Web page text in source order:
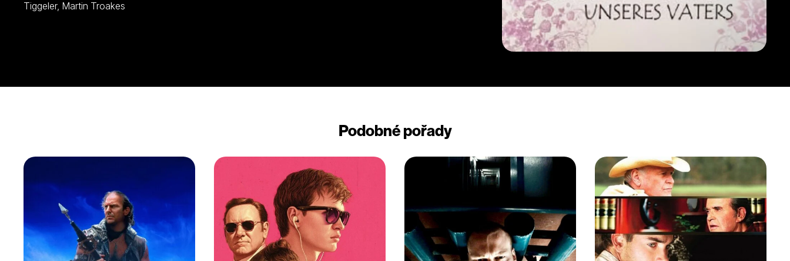
Tiggeler, Martin Troakes
Podobné pořady